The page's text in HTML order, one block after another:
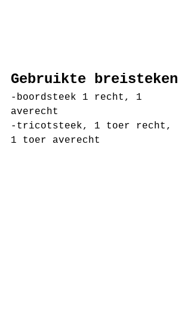
Gebruikte breisteken
-boordsteek 1 recht, 1
averecht
-tricotsteek, 1 toer recht,
1 toer averecht